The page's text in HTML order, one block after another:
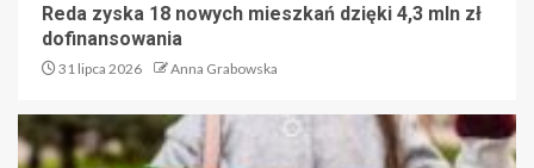
Reda zyska 18 nowych mieszkań dzięki 4,3 mln zł
dofinansowania
31 lipca 2026 Anna Grabowska